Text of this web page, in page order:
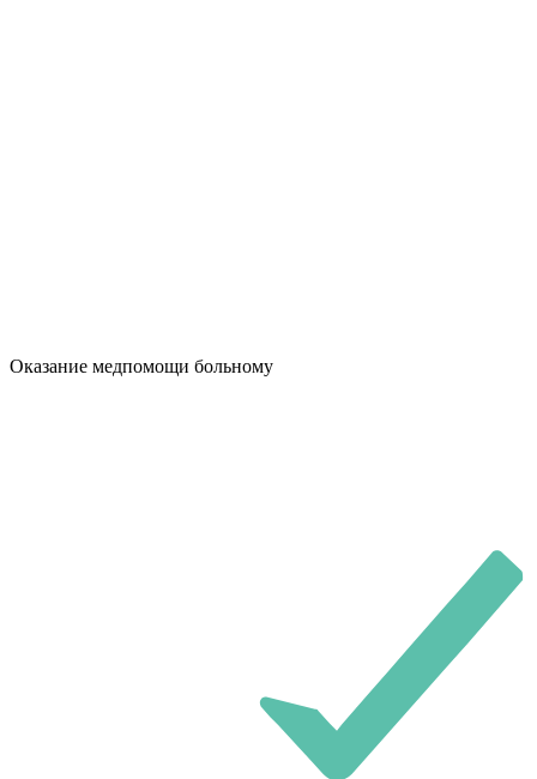
Оказание медпомощи больному